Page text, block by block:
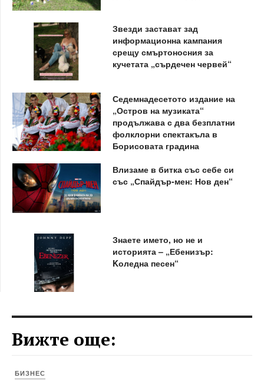
Звезди застават зад
информационна кампания
срещу смъртоносния за
кучетата „сърдечен червей“
Седемнадесетото издание на
„Остров на музиката“
продължава с два безплатни
фолклорни спектакъла в
Борисовата градина
Влизаме в битка със себе си
със „Спайдър-мен: Нов ден“
Знаете името, но не и
историята – „Ебенизър:
Kоледна песен“
Вижте още:
БИЗНЕС